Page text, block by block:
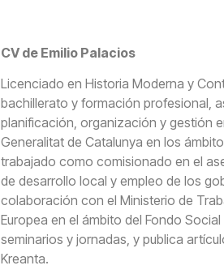
CV de Emilio Palacios
Licenciado en Historia Moderna y
bachillerato y formación profesional,
planificación, organización y gestión
Generalitat de Catalunya en los
trabajado como comisionado en el
de desarrollo local y empleo de los
colaboración con el Ministerio de
Europea en el ámbito del Fondo
seminarios y jornadas, y publica
Kreanta.